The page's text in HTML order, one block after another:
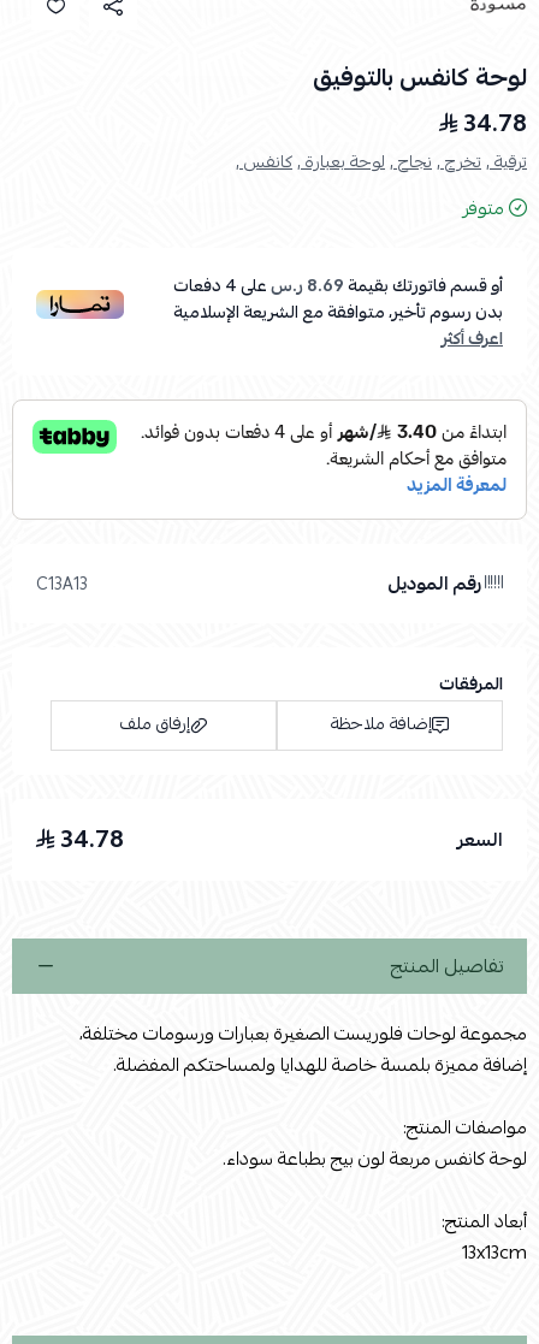
لوحة كانفس بالتوفيق
34.78
ترقية ,تخرج ,نجاح ,لوحة بعبارة ,كانفس ,
متوفر
أو قسم فاتورتك بقيمة8.69 ر.س على4دفعات
بدون رسوم تأخير، متوافقة مع الشريعة الإسلامية
اعرف أكثر
رقم الموديل C13A13
المرفقات
إضافة ملاحظة
إرفاق ملف
السعر 34.78
تفاصيل المنتج
مجموعة لوحات فلوريست الصغيرة بعبارات ورسومات مختلفة،
إضافة مميزة بلمسة خاصة للهدايا ولمساحتكم المفضلة.
مواصفات المنتج:
لوحة كانفس مربعة لون بيج بطباعة سوداء.
أبعاد المنتج:
13x13cm